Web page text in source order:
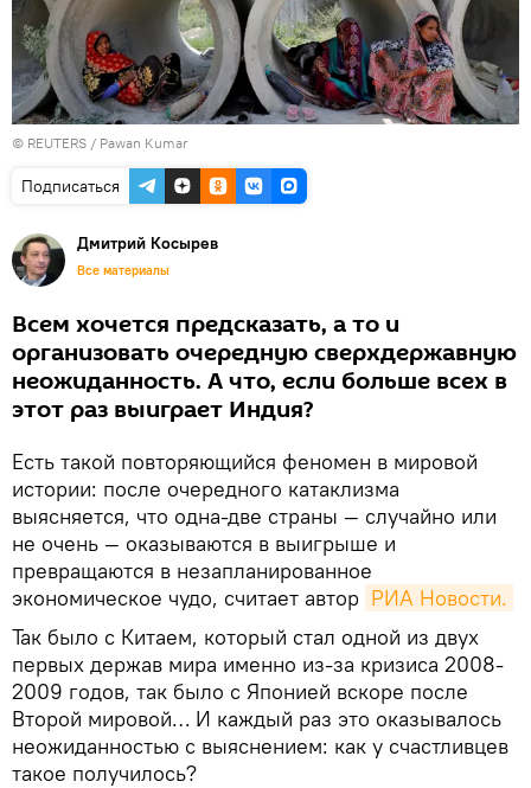
© REUTERS / Pawan Kumar
Подписаться
Дмитрий Косырев
Все материалы
Всем хочется предсказать, а то и
организовать очередную сверхдержавную
неожиданность. А что, если больше всех в
этот раз выиграет Индия?
Есть такой повторяющийся феномен в мировой
истории: после очередного катаклизма
выясняется, что одна-две страны — случайно или
не очень — оказываются в выигрыше и
превращаются в незапланированное
экономическое чудо, считает автор РИА Новости.
Так было с Китаем, который стал одной из двух
первых держав мира именно из-за кризиса 2008-
2009 годов, так было с Японией вскоре после
Второй мировой… И каждый раз это оказывалось
неожиданностью с выяснением: как у счастливцев
такое получилось?